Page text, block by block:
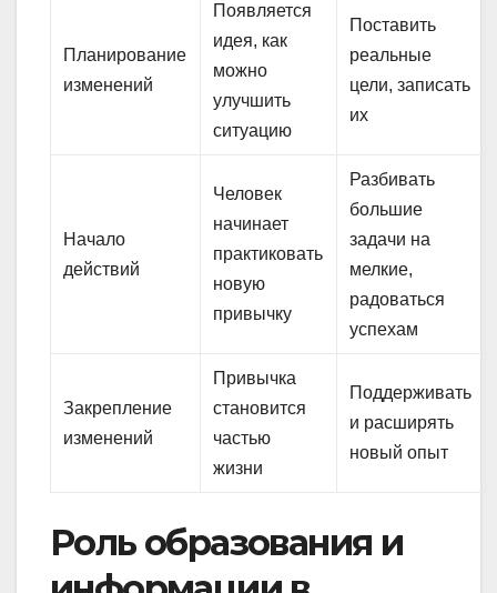
Планирование
изменений
Появляется
идея, как
можно
улучшить
ситуацию
Поставить
реальные
цели, записать
их
Начало
действий
Человек
начинает
практиковать
новую
привычку
Разбивать
большие
задачи на
мелкие,
радоваться
успехам
Закрепление
изменений
Привычка
становится
частью
жизни
Поддерживать
и расширять
новый опыт
Роль образования и